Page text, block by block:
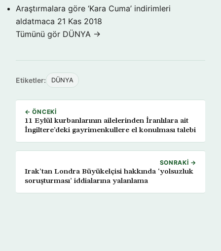
Araştırmalara göre ‘Kara Cuma’ indirimleri
aldatmaca 21 Kas 2018
Tümünü gör DÜNYA →
Etiketler: DÜNYA
← ÖNCEKI
11 Eylül kurbanlarının ailelerinden İranlılara ait
İngiltere’deki gayrimenkullere el konulması talebi
SONRAKI →
Irak’tan Londra Büyükelçisi hakkında ‘yolsuzluk
soruşturması’ iddialarına yalanlama